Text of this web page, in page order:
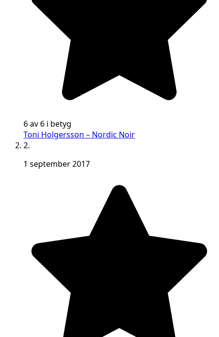
6 av 6 i betyg
Toni Holgersson – Nordic Noir
2.
1 september 2017